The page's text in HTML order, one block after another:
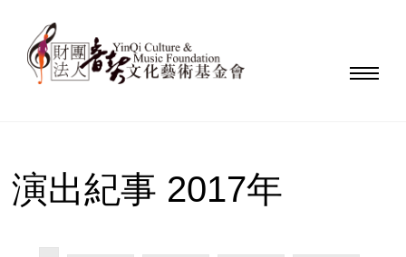
演出紀事 2017年